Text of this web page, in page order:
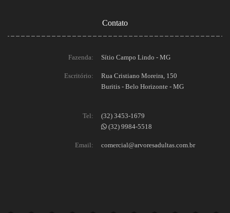
Contato
Fazenda: Sítio Campo Lindo - MG
Escritório:
Rua Cristiano Moreira, 150
Buritis - Belo Horizonte - MG
Tel:
(32) 3453-1679
(32) 9984-5518
Email: comercial@arvoresadultas.com.br